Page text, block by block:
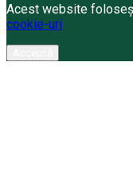
Acest website
cookie-uri